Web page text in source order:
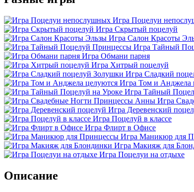
Игра Поцелуи
Игра Скрытый поцелуй
Игра Салон Красоты
Игра Тайный
Игра Обмани парня
Игра Хитрый поцелуй
Игра Сладкий
Игра Том и Анджела
Игра Тайный
Игра
Игра Деревенский
Игра Поцелуй в классе
Игра Флирт в Офисе
Игра Маникюр для
Игра Макияж для
Игра Поцелуи на отдыхе
Описание